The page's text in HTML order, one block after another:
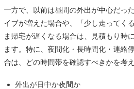
一方で、以前は昼間の外出が中心だっ
イブが増えた場合や、「少し走ってく
ま帰宅が遅くなる場合は、見積もり時
ます。特に、夜間化・長時間化・連絡
合は、どの時間帯を確認すべきかを考
外出が日中か夜間か